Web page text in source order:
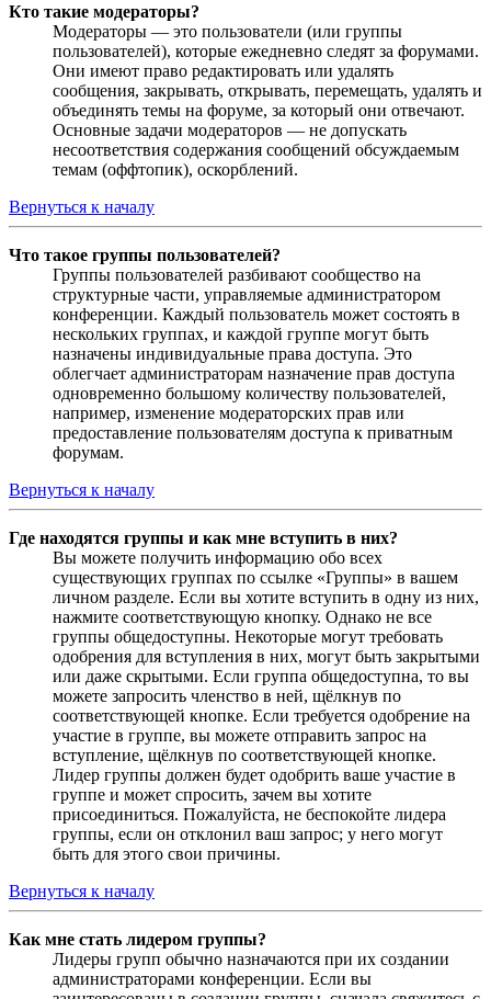
Кто такие модераторы?
Модераторы — это пользователи (или группы
пользователей), которые ежедневно следят за форумами.
Они имеют право редактировать или удалять
сообщения, закрывать, открывать, перемещать, удалять и
объединять темы на форуме, за который они отвечают.
Основные задачи модераторов — не допускать
несоответствия содержания сообщений обсуждаемым
темам (оффтопик), оскорблений.
Вернуться к началу
Что такое группы пользователей?
Группы пользователей разбивают сообщество на
структурные части, управляемые администратором
конференции. Каждый пользователь может состоять в
нескольких группах, и каждой группе могут быть
назначены индивидуальные права доступа. Это
облегчает администраторам назначение прав доступа
одновременно большому количеству пользователей,
например, изменение модераторских прав или
предоставление пользователям доступа к приватным
форумам.
Вернуться к началу
Где находятся группы и как мне вступить в них?
Вы можете получить информацию обо всех
существующих группах по ссылке «Группы» в вашем
личном разделе. Если вы хотите вступить в одну из них,
нажмите соответствующую кнопку. Однако не все
группы общедоступны. Некоторые могут требовать
одобрения для вступления в них, могут быть закрытыми
или даже скрытыми. Если группа общедоступна, то вы
можете запросить членство в ней, щёлкнув по
соответствующей кнопке. Если требуется одобрение на
участие в группе, вы можете отправить запрос на
вступление, щёлкнув по соответствующей кнопке.
Лидер группы должен будет одобрить ваше участие в
группе и может спросить, зачем вы хотите
присоединиться. Пожалуйста, не беспокойте лидера
группы, если он отклонил ваш запрос; у него могут
быть для этого свои причины.
Вернуться к началу
Как мне стать лидером группы?
Лидеры групп обычно назначаются при их создании
администраторами конференции. Если вы